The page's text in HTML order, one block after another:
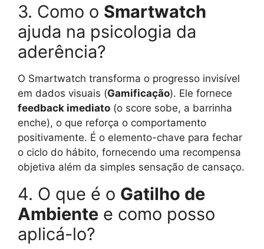
3. Como o Smartwatch
ajuda na psicologia da
aderência?
O Smartwatch transforma o progresso invisível
em dados visuais (Gamificação). Ele fornece
feedback imediato (o score sobe, a barrinha
enche), o que reforça o comportamento
positivamente. É o elemento-chave para fechar
o ciclo do hábito, fornecendo uma recompensa
objetiva além da simples sensação de cansaço.
4. O que é o Gatilho de
Ambiente e como posso
aplicá-lo?